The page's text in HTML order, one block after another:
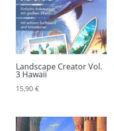
Landscape Creator Vol.
3 Hawaii
15,90 €